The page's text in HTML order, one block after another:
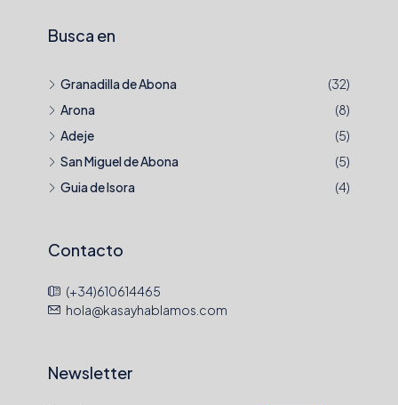
Busca en
Granadilla de Abona
(32)
Arona
(8)
Adeje
(5)
San Miguel de Abona
(5)
Guia de Isora
(4)
Contacto
(+34)610614465
hola@kasayhablamos.com
Newsletter